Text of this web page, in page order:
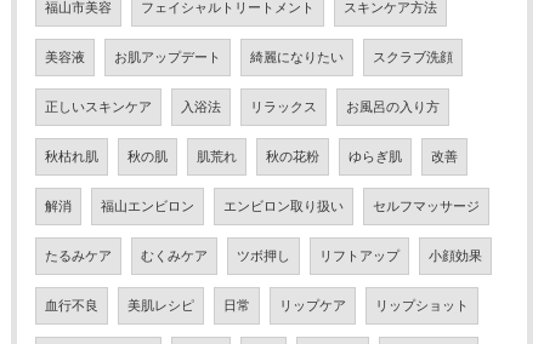
福山市美容 フェイシャルトリートメント スキンケア方法
美容液 お肌アップデート 綺麗になりたい スクラブ洗顔
正しいスキンケア 入浴法 リラックス お風呂の入り方
秋枯れ肌 秋の肌 肌荒れ 秋の花粉 ゆらぎ肌 改善
解消 福山エンビロン エンビロン取り扱い セルフマッサージ
たるみケア むくみケア ツボ押し リフトアップ 小顔効果
血行不良 美肌レシピ 日常 リップケア リップショット